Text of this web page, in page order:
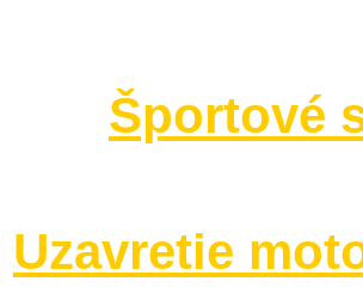
Športové
Uzavretie